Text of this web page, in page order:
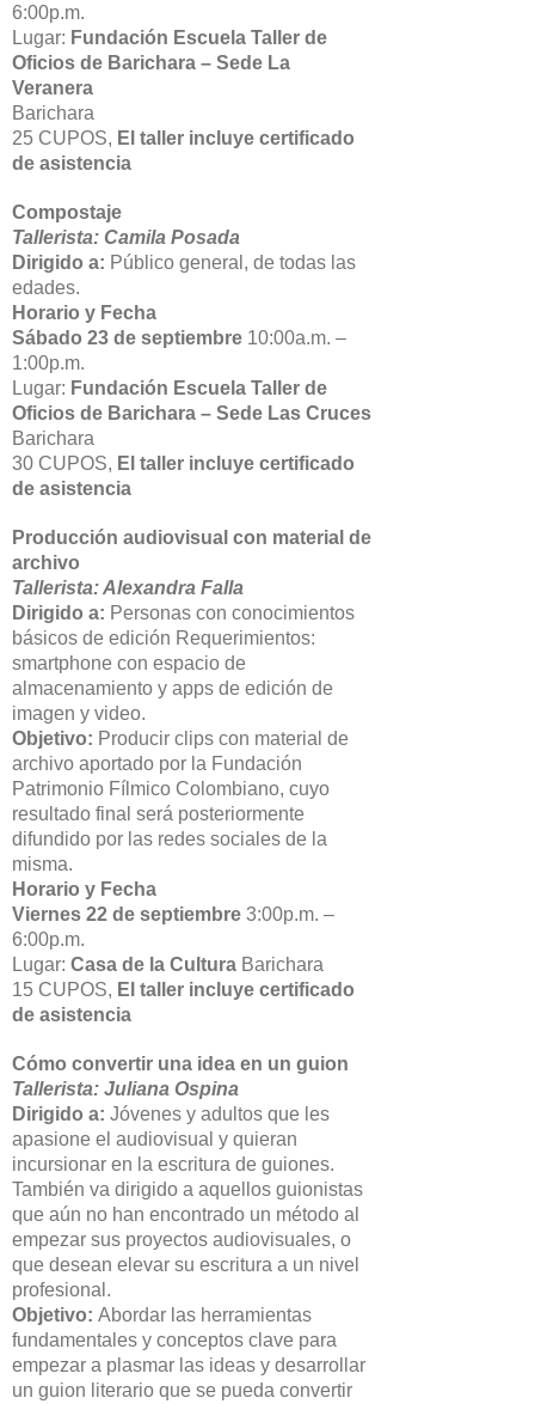
6:00p.m.
Lugar: Fundación Escuela Taller de
Oficios de Barichara – Sede La
Veranera
Barichara
25 CUPOS, El taller incluye certificado
de asistencia
Compostaje
Tallerista: Camila Posada
Dirigido a: Público general, de todas las
edades.
Horario y Fecha
Sábado 23 de septiembre 10:00a.m. –
1:00p.m.
Lugar: Fundación Escuela Taller de
Oficios de Barichara – Sede Las Cruces
Barichara
30 CUPOS, El taller incluye certificado
de asistencia
Producción audiovisual con material de
archivo
Tallerista: Alexandra Falla
Dirigido a: Personas con conocimientos
básicos de edición Requerimientos:
smartphone con espacio de
almacenamiento y apps de edición de
imagen y video.
Objetivo: Producir clips con material de
archivo aportado por la Fundación
Patrimonio Fílmico Colombiano, cuyo
resultado final será posteriormente
difundido por las redes sociales de la
misma.
Horario y Fecha
Viernes 22 de septiembre 3:00p.m. –
6:00p.m.
Lugar: Casa de la Cultura Barichara
15 CUPOS, El taller incluye certificado
de asistencia
Cómo convertir una idea en un guion
Tallerista: Juliana Ospina
Dirigido a: Jóvenes y adultos que les
apasione el audiovisual y quieran
incursionar en la escritura de guiones.
También va dirigido a aquellos guionistas
que aún no han encontrado un método al
empezar sus proyectos audiovisuales, o
que desean elevar su escritura a un nivel
profesional.
Objetivo: Abordar las herramientas
fundamentales y conceptos clave para
empezar a plasmar las ideas y desarrollar
un guion literario que se pueda convertir